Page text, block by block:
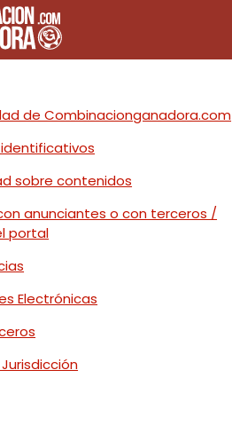
de Combinacionganadora.com
sobre contenidos
anunciantes o con terceros /
portal
Electrónicas